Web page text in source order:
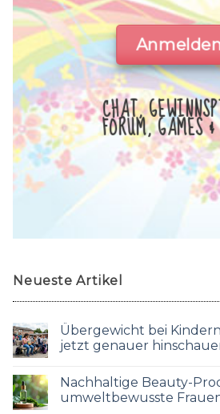
CHAT,
FORUM, GAMES
Neueste Artikel
Übergewicht bei
jetzt genauer
Nachhaltige Beauty-
umweltbewusste